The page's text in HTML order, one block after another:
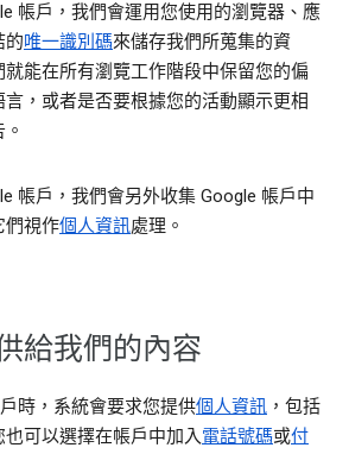
帳戶，我們會運用您使用的瀏覽器、應
的唯一識別碼來儲存我們所蒐集的資
能在所有瀏覽工作階段中保留您的偏
，或者是否要根據您的活動顯示更相
帳戶，我們會另外收集 Google 帳戶中
們視作個人資訊處理。
給我們的內容
時，系統會要求您提供個人資訊 ，包括
可以選擇在帳戶中加入電話號碼或付